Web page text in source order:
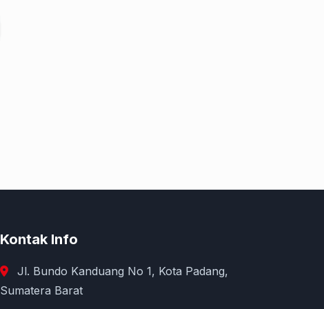
Kontak Info
Jl. Bundo Kanduang No 1, Kota Padang,
Sumatera Barat